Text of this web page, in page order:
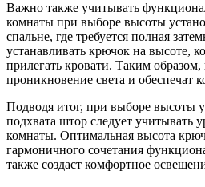
Важно также учитывать
комнаты при выборе высоты
спальне, где требуется полная
устанавливать крючок на высоте,
прилегать кровати. Таким
проникновение света и обеспечат
Подводя итог, при выборе высоты
подхвата штор следует учитывать
комнаты. Оптимальная высота
гармоничного сочетания
также создаст комфортное